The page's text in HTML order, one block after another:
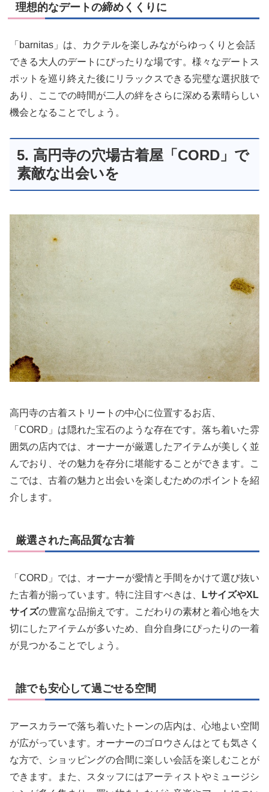
理想的なデートの締めくくりに
「barnitas」は、カクテルを楽しみながらゆっくりと会話
できる大人のデートにぴったりな場です。様々なデートス
ポットを巡り終えた後にリラックスできる完璧な選択肢で
あり、ここでの時間が二人の絆をさらに深める素晴らしい
機会となることでしょう。
5. 高円寺の穴場古着屋「CORD」で
素敵な出会いを
高円寺の古着ストリートの中心に位置するお店、
「CORD」は隠れた宝石のような存在です。落ち着いた雰
囲気の店内では、オーナーが厳選したアイテムが美しく並
んでおり、その魅力を存分に堪能することができます。こ
こでは、古着の魅力と出会いを楽しむためのポイントを紹
介します。
厳選された高品質な古着
「CORD」では、オーナーが愛情と手間をかけて選び抜い
た古着が揃っています。特に注目すべきは、
LサイズやXL
サイズの豊富な品揃えです。こだわりの素材と着心地を大
切にしたアイテムが多いため、自分自身にぴったりの一着
が見つかることでしょう。
誰でも安心して過ごせる空間
アースカラーで落ち着いたトーンの店内は、心地よい空間
が広がっています。オーナーのゴロウさんはとても気さく
な方で、ショッピングの合間に楽しい会話を楽しむことが
できます。また、スタッフにはアーティストやミュージシ